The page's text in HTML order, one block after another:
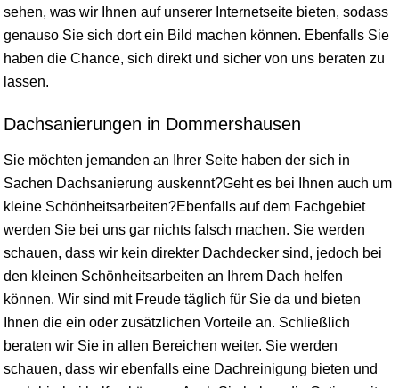
sehen, was wir Ihnen auf unserer Internetseite bieten, sodass
genauso Sie sich dort ein Bild machen können. Ebenfalls Sie
haben die Chance, sich direkt und sicher von uns beraten zu
lassen.
Dachsanierungen in Dommershausen
Sie möchten jemanden an Ihrer Seite haben der sich in
Sachen Dachsanierung auskennt?Geht es bei Ihnen auch um
kleine Schönheitsarbeiten?Ebenfalls auf dem Fachgebiet
werden Sie bei uns gar nichts falsch machen. Sie werden
schauen, dass wir kein direkter Dachdecker sind, jedoch bei
den kleinen Schönheitsarbeiten an Ihrem Dach helfen
können. Wir sind mit Freude täglich für Sie da und bieten
Ihnen die ein oder zusätzlichen Vorteile an. Schließlich
beraten wir Sie in allen Bereichen weiter. Sie werden
schauen, dass wir ebenfalls eine Dachreinigung bieten und